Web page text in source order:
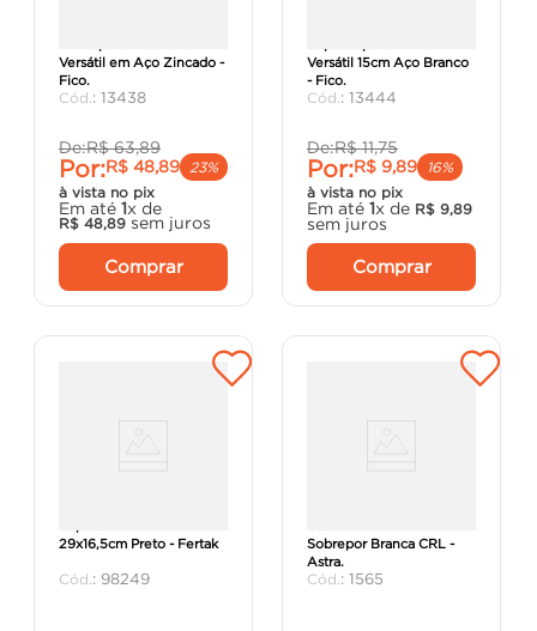
Versátil em Aço Zincado -
Fico.
: 13438
De:R$ 63,89
Por:R$ 48,89
23%
à vista no pix
Em até 1x de
R$ 48,89 sem juros
Comprar
Versátil 15cm Aço Branco
- Fico.
: 13444
De:R$ 11,75
Por:R$ 9,89
16%
à vista no pix
Em até 1x de R$ 9,89
sem juros
Comprar
29x16,5cm Preto - Fertak
: 98249
Sobrepor Branca CRL -
Astra.
: 1565